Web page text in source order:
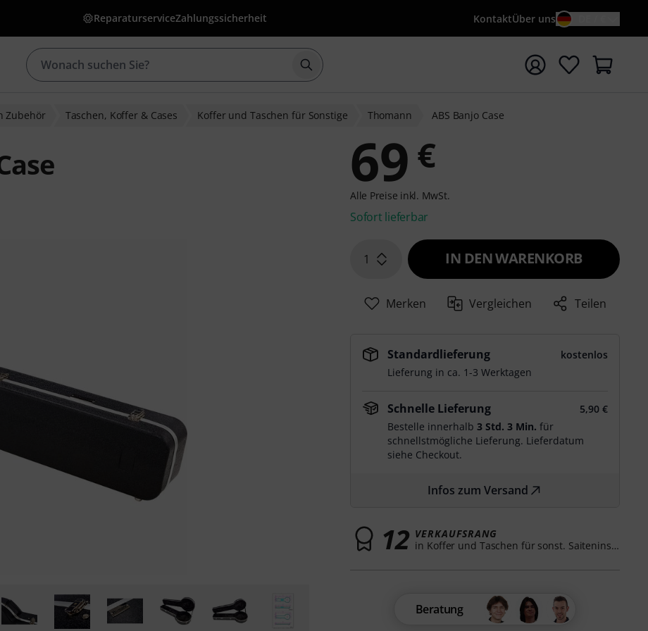
ReparaturserviceZahlungssicherheit KontaktÜber uns
Suche mit Suchwort {searchTerm} starten
Zubehör Taschen, Koffer & Cases Koffer und Taschen für Sonstige Thomann ABS Banjo Case
69 €
Alle Preise inkl. MwSt.
Sofort lieferbar
1 IN DEN WARENKORB
Merken Vergleichen Teilen
Standardlieferung
kostenlos
Lieferung in ca. 1-3 Werktagen
Schnelle Lieferung
5,90 €
Bestelle innerhalb3 Std. 3 Min. für
schnellstmögliche Lieferung. Lieferdatum
siehe Checkout.
Infos zum Versand
12 VERKAUFSRANG
in Koffer und Taschen für sonst. Saiteninstrumente
Beratung